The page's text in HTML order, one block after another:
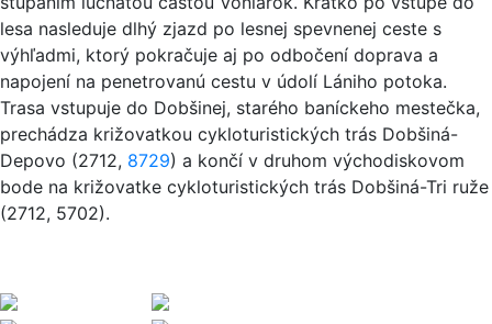
lesa nasleduje dlhý zjazd po lesnej spevnenej ceste s
výhľadmi, ktorý pokračuje aj po odbočení doprava a
napojení na penetrovanú cestu v údolí Lániho potoka.
Trasa vstupuje do Dobšinej, starého baníckeho mestečka,
prechádza križovatkou cykloturistických trás Dobšiná-
Depovo (2712, 8729) a končí v druhom východiskovom
bode na križovatke cykloturistických trás Dobšiná-Tri ruže
(2712, 5702).